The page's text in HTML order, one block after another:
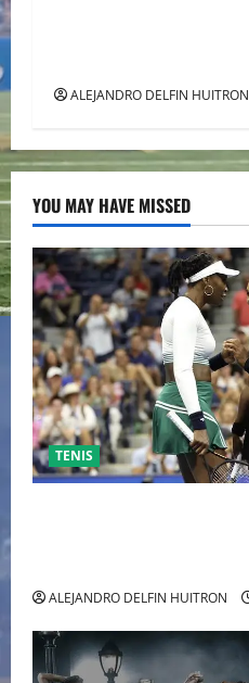
ALEJANDRO DELFIN HUITRON
YOU MAY HAVE MISSED
TENIS
ALEJANDRO DELFIN HUITRON